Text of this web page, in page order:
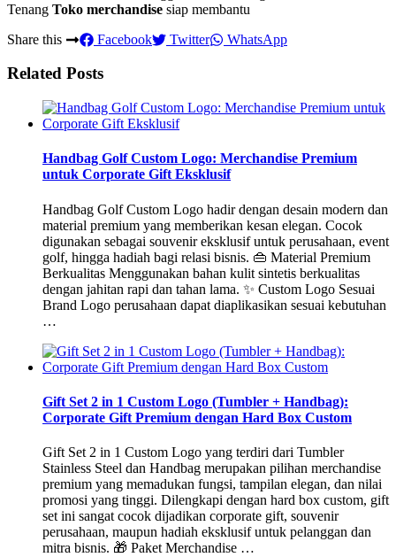
Tenang Toko merchandise siap membantu
Share this
Facebook Twitter WhatsApp
Related Posts
Handbag Golf Custom Logo: Merchandise Premium
untuk Corporate Gift Eksklusif
Handbag Golf Custom Logo hadir dengan desain modern dan
material premium yang memberikan kesan elegan. Cocok
digunakan sebagai souvenir eksklusif untuk perusahaan, event
golf, hingga hadiah bagi relasi bisnis. 👜 Material Premium
Berkualitas Menggunakan bahan kulit sintetis berkualitas
dengan jahitan rapi dan tahan lama. ✨ Custom Logo Sesuai
Brand Logo perusahaan dapat diaplikasikan sesuai kebutuhan
…
Gift Set 2 in 1 Custom Logo (Tumbler + Handbag):
Corporate Gift Premium dengan Hard Box Custom
Gift Set 2 in 1 Custom Logo yang terdiri dari Tumbler
Stainless Steel dan Handbag merupakan pilihan merchandise
premium yang memadukan fungsi, tampilan elegan, dan nilai
promosi yang tinggi. Dilengkapi dengan hard box custom, gift
set ini sangat cocok dijadikan corporate gift, souvenir
perusahaan, maupun hadiah eksklusif untuk pelanggan dan
mitra bisnis. 🎁 Paket Merchandise …